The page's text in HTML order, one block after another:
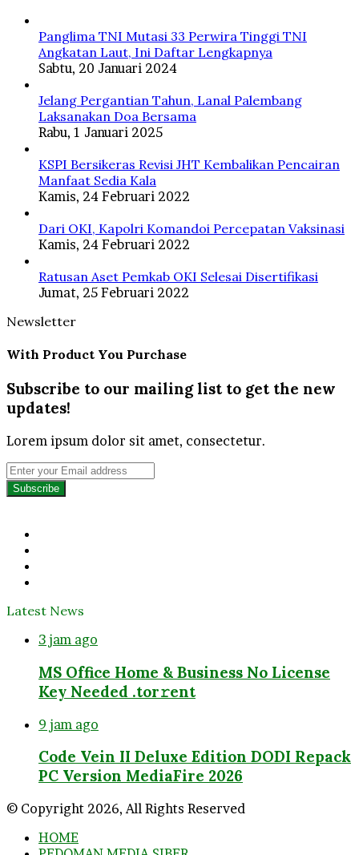
Panglima TNI Mutasi 33 Perwira Tinggi TNI
Angkatan Laut, Ini Daftar Lengkapnya
Sabtu, 20 Januari 2024
Jelang Pergantian Tahun, Lanal Palembang
Laksanakan Doa Bersama
Rabu, 1 Januari 2025
KSPI Bersikeras Revisi JHT Kembalikan Pencairan
Manfaat Sedia Kala
Kamis, 24 Februari 2022
Dari OKI, Kapolri Komandoi Percepatan Vaksinasi
Kamis, 24 Februari 2022
Ratusan Aset Pemkab OKI Selesai Disertifikasi
Jumat, 25 Februari 2022
Newsletter
With Product You Purchase
Subscribe to our mailing list to get the new
updates!
Lorem ipsum dolor sit amet, consectetur.
Enter
your
Email
Latest News
3 jam ago
MS Office Home & Business No License
Key Needed .tоr𝚛еnt
9 jam ago
Code Vein II Deluxe Edition DODI Repack
PC Version MediaFire 2026
© Copyright 2026, All Rights Reserved
HOME